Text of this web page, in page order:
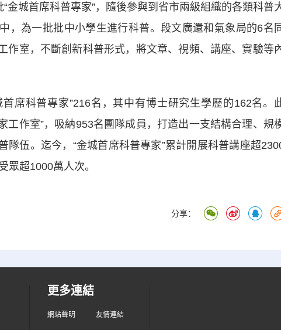
金城首席科普專家”，隨後參與到省市兩級組織的各類科普
，為一批批中小學生進行科普。段文廣還和氣象局的6名
作室，不斷創新科普形式，將文章、視頻、講座、實驗等
科普專家”216名，其中有博士研究生學歷的162名。
工作室”，吸納953名團隊成員，打造出一支結構合理、規
隊伍。迄今，“金城首席科普專家”累計開展科普講座超
眾超1000萬人次。
分享：
更多連結
網站聲明 友情連結